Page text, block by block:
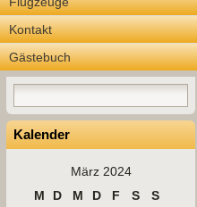
Kontakt
Gästebuch
Kalender
März 2024
M
D M D F S
S